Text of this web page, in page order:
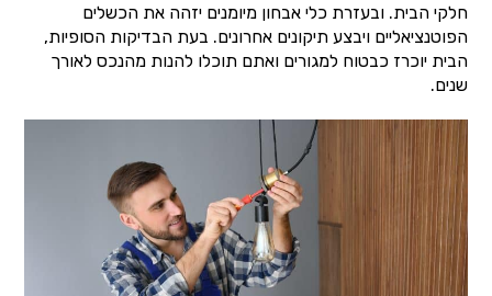
חלקי הבית. ובעזרת כלי אבחון מיומנים יזהה את הכשלים
הפוטנציאליים ויבצע תיקונים אחרונים. בעת הבדיקות הסופיות,
הבית יוכרז כבטוח למגורים ואתם תוכלו להנות מהנכס לאורך
שנים.